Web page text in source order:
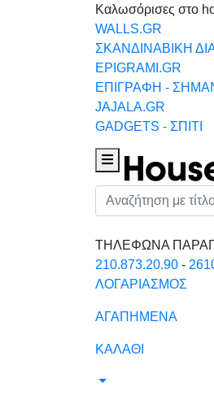
Καλωσόρισες στο
WALLS.GR
ΣΚΑΝΔΙΝΑΒΙΚΗ
EPIGRAMI.GR
ΕΠΙΓΡΑΦΗ -
JAJALA.GR
GADGETS - ΣΠΙΤΙ
Houseart Menu
Αναζήτηση
ΤΗΛΕΦΩΝΑ
210.873.20.90 -
ΛΟΓΑΡΙΑΣΜΟΣ
ΑΓΑΠΗΜΕΝΑ
ΚΑΛΑΘΙ